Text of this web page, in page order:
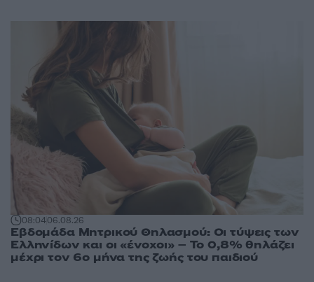
08:0406.08.26
Εβδομάδα Μητρικού Θηλασμού: Οι τύψεις των
Ελληνίδων και οι «ένοχοι» – Το 0,8% θηλάζει
μέχρι τον 6ο μήνα της ζωής του παιδιού